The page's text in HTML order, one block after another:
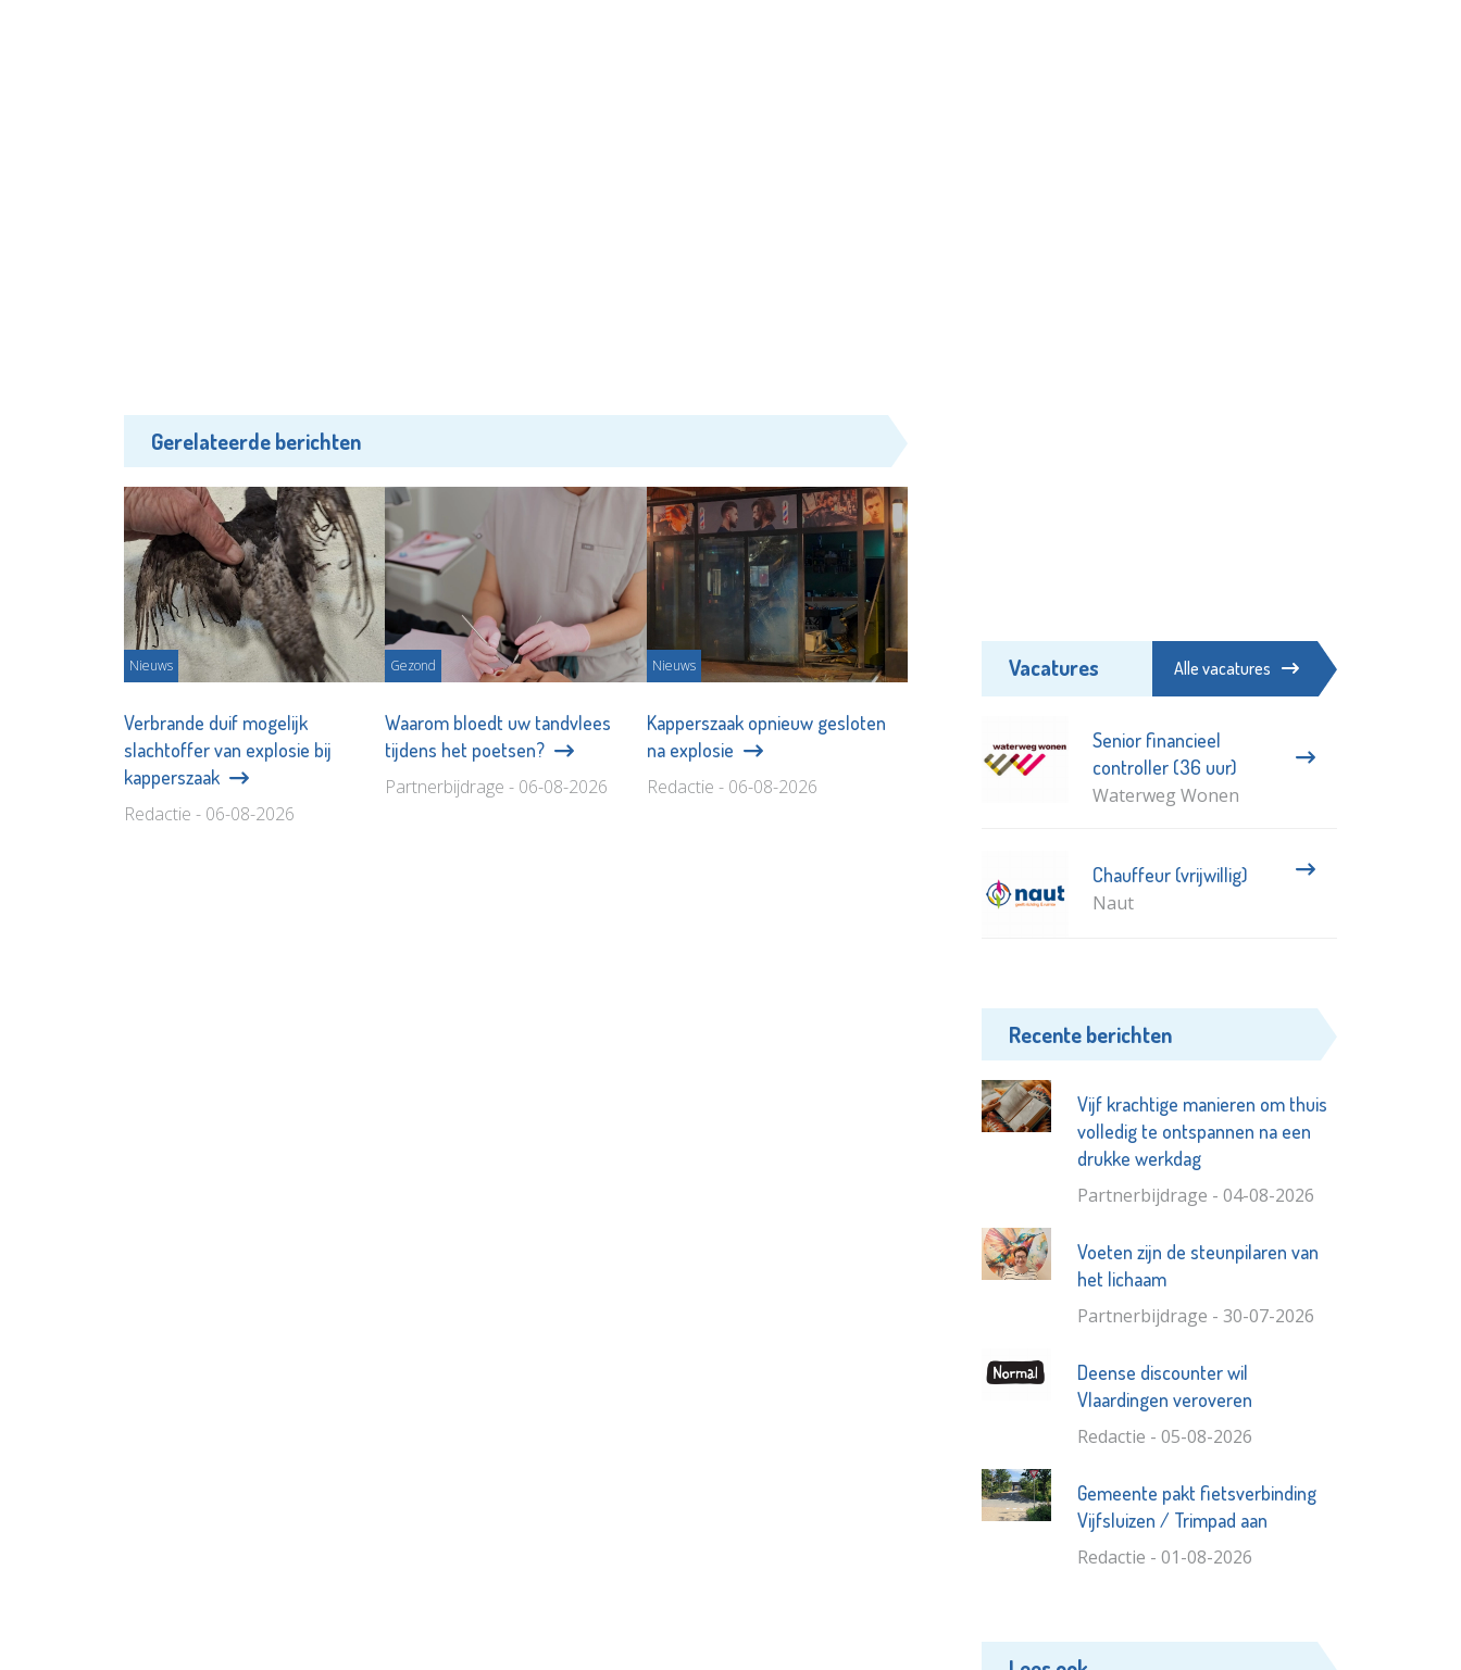
Gerelateerde berichten
Nieuws
Verbrande duif mogelijk
slachtoffer van explosie bij
kapperszaak
Redactie - 06-08-2026
Gezond
Waarom bloedt uw tandvlees
tijdens het poetsen?
Partnerbijdrage - 06-08-2026
Nieuws
Kapperszaak opnieuw gesloten
na explosie
Redactie - 06-08-2026
Vacatures Alle vacatures
Senior financieel
controller (36 uur)
Waterweg Wonen
Chauffeur (vrijwillig)
Naut
Recente berichten
Vijf krachtige manieren om thuis
volledig te ontspannen na een
drukke werkdag
Partnerbijdrage - 04-08-2026
Voeten zijn de steunpilaren van
het lichaam
Partnerbijdrage - 30-07-2026
Deense discounter wil
Vlaardingen veroveren
Redactie - 05-08-2026
Gemeente pakt fietsverbinding
Vijfsluizen / Trimpad aan
Redactie - 01-08-2026